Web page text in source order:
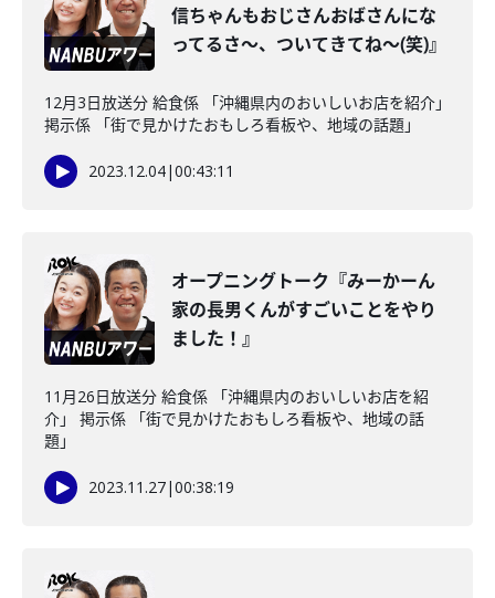
信ちゃんもおじさんおばさんにな
ってるさ～、ついてきてね～(笑)』
12月3日放送分 給食係 「沖縄県内のおいしいお店を紹介」
掲示係 「街で見かけたおもしろ看板や、地域の話題」
2023.12.04|00:43:11
オープニングトーク『みーかーん
家の長男くんがすごいことをやり
ました！』
11月26日放送分 給食係 「沖縄県内のおいしいお店を紹
介」 掲示係 「街で見かけたおもしろ看板や、地域の話
題」
2023.11.27|00:38:19